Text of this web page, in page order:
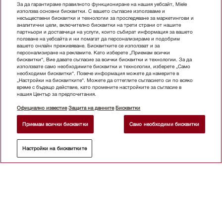
За да гарантираме правилното функциониране на нашия уебсайт, Miele
използва основни бисквитки. С вашето съгласие използваме и
несъществени бисквитки и технологии за проследяване за маркетингови и
аналитични цели, включително бисквитки на трети страни от нашите
партньори и доставчици на услуги, които събират информация за вашето
ползване на уебсайта и ни помагат да персонализираме и подобрим
вашето онлайн преживяване. Бисквитките се използват и за
персонализиране на рекламите. Като изберете „Приемам всички
бисквитки“, Вие давате съгласие за всички бисквитки и технологии. За да
използвате само необходимите бисквитки и технологии, изберете „Само
необходими бисквитки“. Повече информация можете да намерите в
„Настройки на бисквитките“. Можете да оттеглите съгласието си по всяко
време с бъдещо действие, като промените настройките за съгласие в
нашия Център за предпочитания.
Официално известие Защита на данните Бисквитки
Приемам всички бисквитки Само необходими бисквитки
Настройки на бисквитките